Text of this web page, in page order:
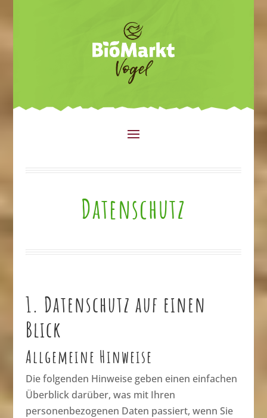
Datenschutz
1. Datenschutz auf einen
Blick
Allgemeine Hinweise
Die folgenden Hinweise geben einen einfachen
Überblick darüber, was mit Ihren
personenbezogenen Daten passiert, wenn Sie